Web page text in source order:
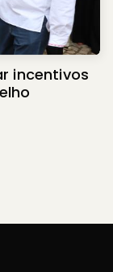
incentivos